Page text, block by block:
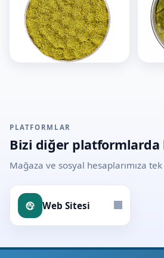
PLATFORMLAR
Bizi diğer platformlarda
Mağaza ve sosyal hesaplarımıza tek
Web Sitesi